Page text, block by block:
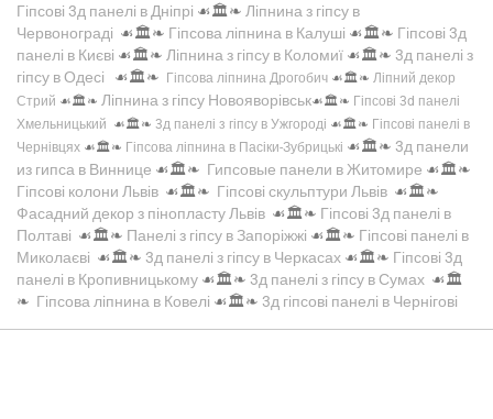
Гіпсові 3д панелі в Дніпрі ☙🏛️❧ Ліпнина з гіпсу в
Червонограді ☙🏛️❧ Гіпсова ліпнина в Калуші ☙🏛️❧ Гіпсові 3д
панелі в Києві ☙🏛️❧ Ліпнина з гіпсу в Коломиї ☙🏛️❧ 3д панелі з
гіпсу в Одесі ☙🏛️❧ Гіпсова ліпнина Дрогобич ☙🏛️❧ Ліпний декор
Стрий ☙🏛️❧ Ліпнина з гіпсу Новояворівськ☙🏛️❧ Гіпсові 3d панелі
Хмельницький ☙🏛️❧ 3д панелі з гіпсу в Ужгороді ☙🏛️❧ Гіпсові панелі в
Чернівцях ☙🏛️❧ Гіпсова ліпнина в Пасіки-Зубрицькі ☙🏛️❧ 3д панели
из гипса в Виннице ☙🏛️❧ Гипсовые панели в Житомире ☙🏛️❧
Гіпсові колони Львів ☙🏛️❧ Гіпсові скульптури Львів ☙🏛️❧
Фасадний декор з пінопласту Львів ☙🏛️❧ Гіпсові 3д панелі в
Полтаві ☙🏛️❧ Панелі з гіпсу в Запоріжжі ☙🏛️❧ Гіпсові панелі в
Миколаєві ☙🏛️❧ 3д панелі з гіпсу в Черкасах ☙🏛️❧ Гіпсові 3д
панелі в Кропивницькому ☙🏛️❧ 3д панелі з гіпсу в Сумах ☙🏛️
❧ Гіпсова ліпнина в Ковелі ☙🏛️❧ 3д гіпсові панелі в Чернігові